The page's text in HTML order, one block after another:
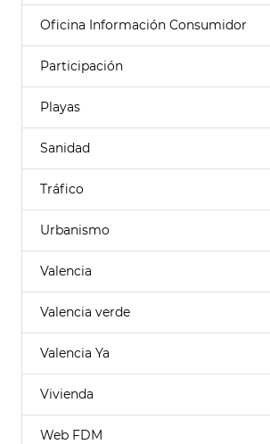
Oficina Información Consumidor
Participación
Playas
Sanidad
Tráfico
Urbanismo
Valencia
Valencia verde
Valencia Ya
Vivienda
Web FDM